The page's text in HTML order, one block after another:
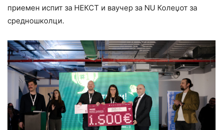
приемен испит за НЕКСТ и ваучер за NU Колеџот за
средношколци.